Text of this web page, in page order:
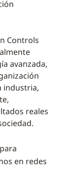
Controls
avanzada,
industria,
reales
para
en redes